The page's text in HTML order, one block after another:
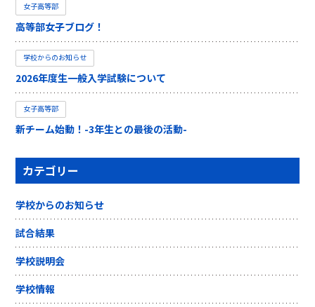
女子高等部
高等部女子ブログ！
学校からのお知らせ
2026年度生一般入学試験について
女子高等部
新チーム始動！-3年生との最後の活動-
カテゴリー
学校からのお知らせ
試合結果
学校説明会
学校情報